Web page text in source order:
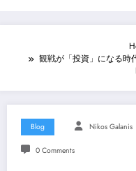
観戦が「投資」になる時
Blog Nikos Galanis
0 Comments